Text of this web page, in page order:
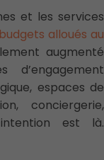
et les services
alloués au
augmenté
espaces de
conciergerie,
est là.